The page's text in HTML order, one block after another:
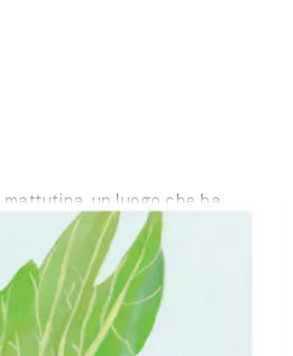
un luogo che ha
in essa. Credo che devi